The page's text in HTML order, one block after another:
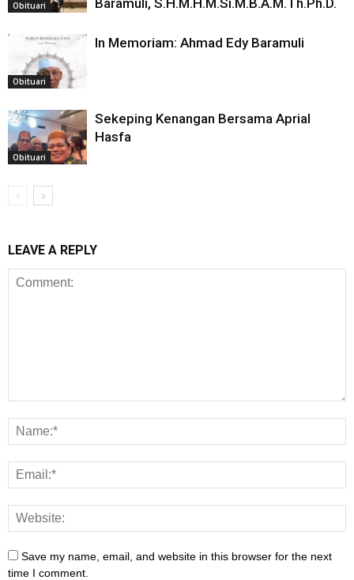
Obituari
Obituari
In Memoriam: Ahmad Edy Baramuli
Obituari
Sekeping Kenangan Bersama Aprial
Hasfa
LEAVE A REPLY
Save my name, email, and website in this browser for the next
time I comment.